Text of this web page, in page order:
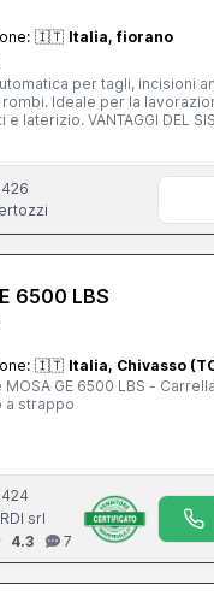
🇮🇹 Italia, fiorano
per tagli, incisioni
Ideale per la
TMC2 - Sull'albero del motomandrino è possibile
lavorazione e consente la
sul lato motore e le barre
ed un alto grado di finitura
e quindi non richiedono
6500 LBS
🇮🇹 Italia, Chivasso
GE 6500 LBS -
a strappo
srl
4.3
7